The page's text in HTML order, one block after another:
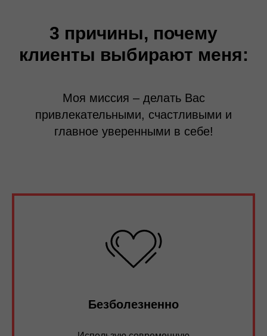
3 причины, почему
клиенты выбирают меня:
Моя миссия – делать Вас
привлекательными, счастливыми и
главное уверенными в себе!
Безболезненно